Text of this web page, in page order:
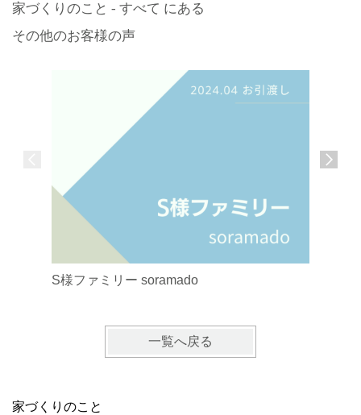
家づくりのこと - すべて にある
その他のお客様の声
S様ファミリー soramado
一覧へ戻る
家づくりのこと